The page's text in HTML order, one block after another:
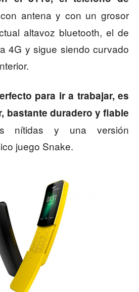
antena y con un grosor
altavoz bluetooth, el de
4G y sigue siendo curvado
para ir a trabajar, es
bastante duradero y fiable
nítidas y una versión
juego Snake.